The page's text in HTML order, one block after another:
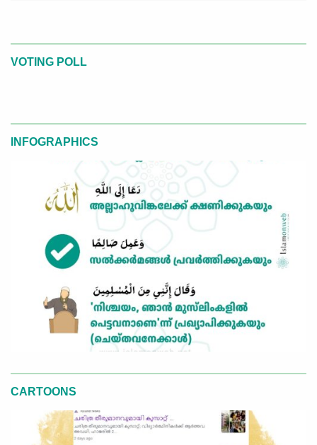
VOTING POLL
INFOGRAPHICS
CARTOONS